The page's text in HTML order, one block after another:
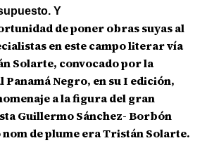
Y
de poner obras suyas al
en este campo literar vía
Solarte, convocado por la
Negro, en su I edición,
a la figura del gran
Guillermo Sánchez-Borbón
nom de plume era Tristán Solarte.